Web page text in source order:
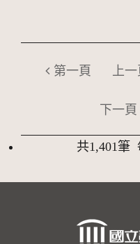
第一頁 上一
下一頁
共1,401筆